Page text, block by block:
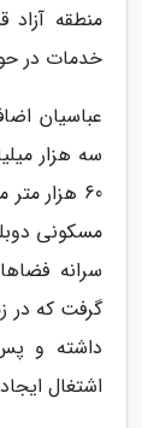
منطقه آزاد
خدمات در
عباسیان
سه هزار
مسکونی
سرانه
اشتغال